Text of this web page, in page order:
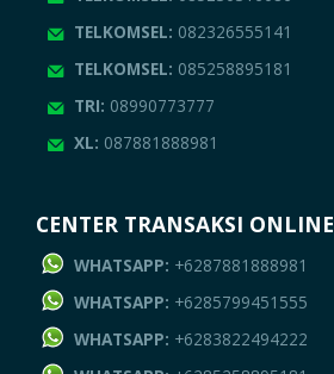
TELKOMSEL: 082326555141
TELKOMSEL: 085258895181
TRI: 08990773777
XL: 087881888981
CENTER TRANSAKSI ONLINE
WHATSAPP: +6287881888981
WHATSAPP: +6285799451555
WHATSAPP: +6283822494222